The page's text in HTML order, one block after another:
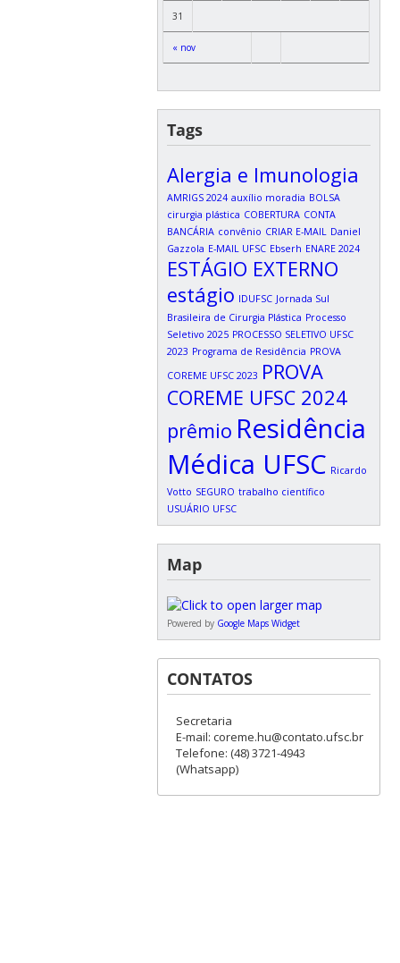
« nov
31
Tags
Alergia e Imunologia
AMRIGS 2024 auxílio moradia BOLSA
cirurgia plástica COBERTURA CONTA
BANCÁRIA convênio CRIAR E-MAIL Daniel
Gazzola E-MAIL UFSC Ebserh ENARE 2024
ESTÁGIO EXTERNO
estágio IDUFSC Jornada Sul
Brasileira de Cirurgia Plástica Processo
Seletivo 2025 PROCESSO SELETIVO UFSC
2023 Programa de Residência PROVA
COREME UFSC 2023 PROVA
COREME UFSC 2024
prêmio Residência
Médica UFSC Ricardo
Votto SEGURO trabalho científico
USUÁRIO UFSC
Map
Powered by Google Maps Widget
CONTATOS
Secretaria
E-mail: coreme.hu@contato.ufsc.br
Telefone: (48) 3721-4943
(Whatsapp)